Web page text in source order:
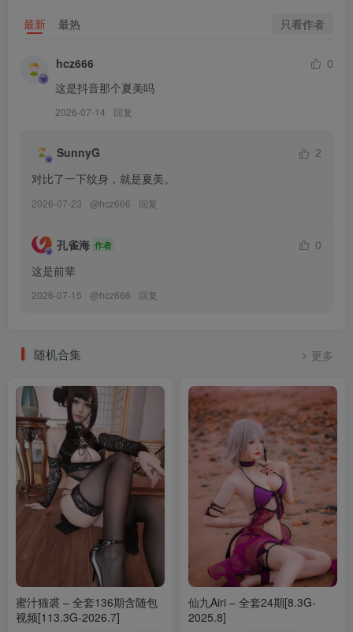
巨乳
最新 最热 只看作者
hcz666
0
这是抖音那个夏美吗
2026-07-14 回复
SunnyG
2
对比了一下纹身，就是夏美。
2026-07-23 @hcz666 回复
孔雀海 作者
0
这是前辈
2026-07-15 @hcz666 回复
随机合集 更多
蜜汁猫裘 – 全套136期含随包
视频[113.3G-2026.7]
仙九Airi – 全套24期[8.3G-
2025.8]